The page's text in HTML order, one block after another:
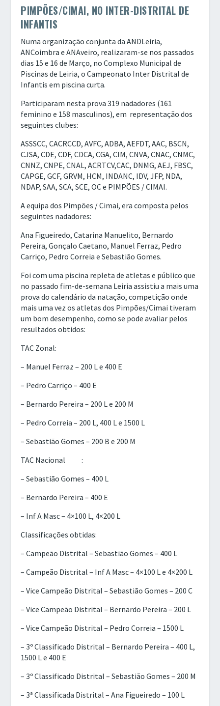
PIMPÕES/CIMAI, NO INTER-DISTRITAL DE
INFANTIS
Numa organização conjunta da ANDLeiria,
ANCoimbra e ANAveiro, realizaram-se nos passados
dias 15 e 16 de Março, no Complexo Municipal de
Piscinas de Leiria, o Campeonato Inter Distrital de
Infantis em piscina curta.
Participaram nesta prova 319 nadadores (161
feminino e 158 masculinos), em representação dos
seguintes clubes:
ASSSCC, CACRCCD, AVFC, ADBA, AEFDT, AAC, BSCN,
CJSA, CDE, CDF, CDCA, CGA, CIM, CNVA, CNAC, CNMC,
CNNZ, CNPE, CNAL, ACRTCV,CAC, DNMG, AEJ, FBSC,
CAPGE, GCF, GRVM, HCM, INDANC, IDV, JFP, NDA,
NDAP, SAA, SCA, SCE, OC e PIMPÕES / CIMAI.
A equipa dos Pimpões / Cimai, era composta pelos
seguintes nadadores:
Ana Figueiredo, Catarina Manuelito, Bernardo
Pereira, Gonçalo Caetano, Manuel Ferraz, Pedro
Carriço, Pedro Correia e Sebastião Gomes.
Foi com uma piscina repleta de atletas e público que
no passado fim-de-semana Leiria assistiu a mais uma
prova do calendário da natação, competição onde
mais uma vez os atletas dos Pimpões/Cimai tiveram
um bom desempenho, como se pode avaliar pelos
resultados obtidos:
TAC Zonal:
– Manuel Ferraz – 200 L e 400 E
– Pedro Carriço – 400 E
– Bernardo Pereira – 200 L e 200 M
– Pedro Correia – 200 L, 400 L e 1500 L
– Sebastião Gomes – 200 B e 200 M
TAC Nacional:
– Sebastião Gomes – 400 L
– Bernardo Pereira – 400 E
– Inf A Masc – 4×100 L, 4×200 L
Classificações obtidas:
– Campeão Distrital – Sebastião Gomes – 400 L
– Campeão Distrital – Inf A Masc – 4×100 L e 4×200 L
– Vice Campeão Distrital – Sebastião Gomes – 200 C
– Vice Campeão Distrital – Bernardo Pereira – 200 L
– Vice Campeão Distrital – Pedro Correia – 1500 L
– 3º Classificado Distrital – Bernardo Pereira – 400 L,
1500 L e 400 E
– 3º Classificado Distrital – Sebastião Gomes – 200 M
– 3ª Classificada Distrital – Ana Figueiredo – 100 L